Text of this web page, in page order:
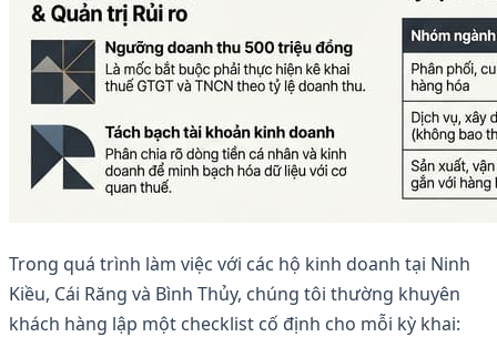
Trong quá trình làm việc với các hộ kinh doanh tại Ninh
Kiều, Cái Răng và Bình Thủy, chúng tôi thường khuyên
khách hàng lập một checklist cố định cho mỗi kỳ khai: